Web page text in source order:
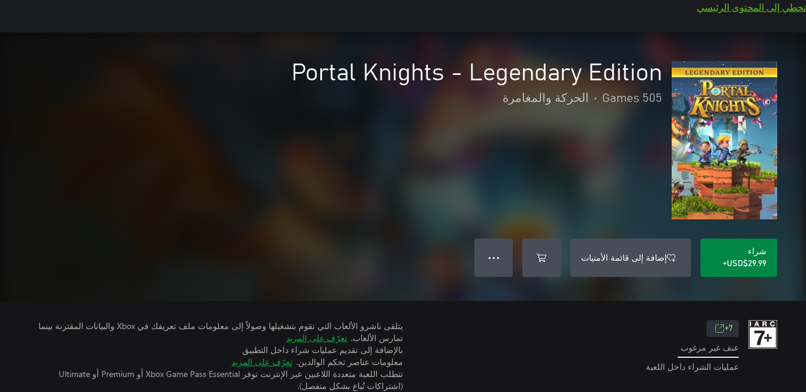
تخطي إلى المحتوى الرئيسي
Portal Knights - Legendary Edition
505 Games
• الحركة والمغامرة
شراء
USD$29.99+
إضافة إلى قائمة الأمنيات ● ● ●
7+
عنف غير مرغوب
عمليات الشراء داخل اللعبة
يتلقى ناشرو الألعاب التي تقوم بتشغيلها وصولاً إلى معلومات ملف تعريفك في Xbox والبيانات المقترنة بينما
تمارس الألعاب. تعرّف على المزيد
بالإضافة إلى تقديم عمليات شراء داخل التطبيق
معلومات عناصر تحكم الوالدين. تعرّف على المزيد
تتطلب اللعبة متعددة اللاعبين عبر الإنترنت توفر Xbox Game Pass Essential أو Premium أو Ultimate
(اشتراكات تُباع بشكل منفصل).